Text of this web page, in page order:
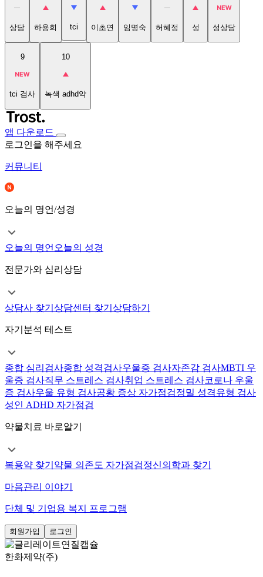
상담 하용희 tci 이초연 임명숙 허혜정 성 성상담
9
tci 검사
10
녹색 adhd약
앱 다운로드
로그인을 해주세요
커뮤니티
오늘의 명언/성경
오늘의 명언 오늘의 성경
전문가와 심리상담
상담사 찾기 상담센터 찾기 상담하기
자기분석 테스트
종합 심리검사종합 성격검사우울증 검사자존감 검사MBTI 우
울증 검사직무 스트레스 검사취업 스트레스 검사코로나 우울
증 검사우울 유형 검사공황 증상 자가점검정밀 성격유형 검사
성인 ADHD 자가점검
약물치료 바로알기
복용약 찾기 약물 의존도 자가점검정신의학과 찾기
마음관리 이야기
단체 및 기업용 복지 프로그램
회원가입 로그인
한화제약(주)